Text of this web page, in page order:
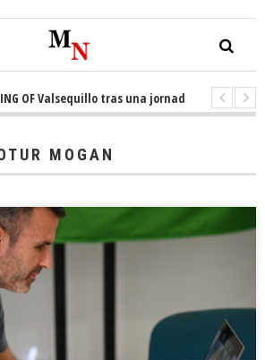
Valsequillo tras una jornada de baloncesto
MOGAN